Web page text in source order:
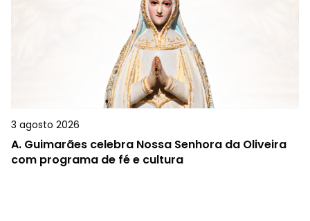
3 agosto 2026
A. Guimarães celebra Nossa Senhora da Oliveira
com programa de fé e cultura